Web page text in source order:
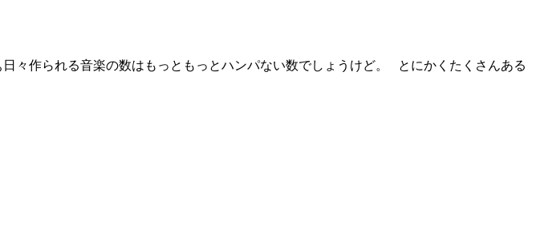
々作られる音楽の数はもっともっとハンパない数でしょうけど。 とにかくたくさんある